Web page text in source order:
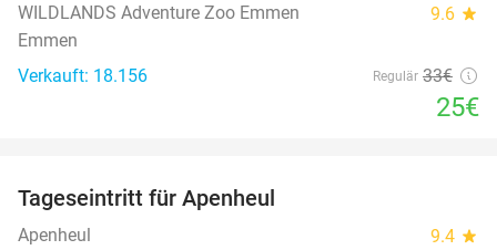
WILDLANDS Adventure Zoo Emmen 9.6 star
Emmen
Verkauft: 18.156
Regulär 33€
25€
Tageseintritt für Apenheul
Apenheul 9.4 star